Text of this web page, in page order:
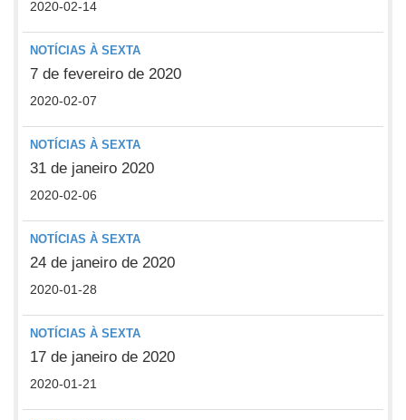
2020-02-14
NOTÍCIAS À SEXTA
7 de fevereiro de 2020
2020-02-07
NOTÍCIAS À SEXTA
31 de janeiro 2020
2020-02-06
NOTÍCIAS À SEXTA
24 de janeiro de 2020
2020-01-28
NOTÍCIAS À SEXTA
17 de janeiro de 2020
2020-01-21